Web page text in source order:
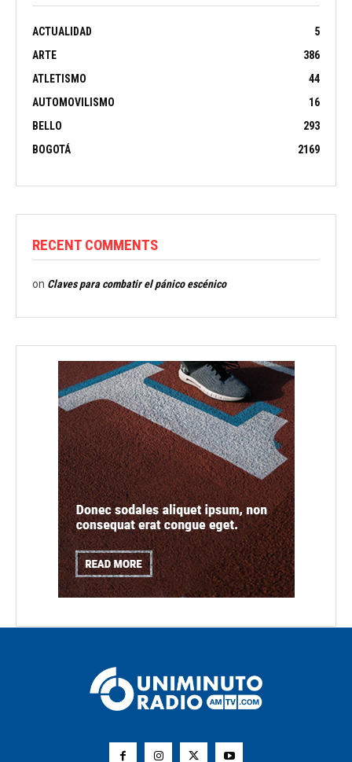
ACTUALIDAD
5
ARTE
386
ATLETISMO
44
AUTOMOVILISMO
16
BELLO
293
BOGOTÁ
2169
RECENT COMMENTS
on Claves para combatir el pánico escénico